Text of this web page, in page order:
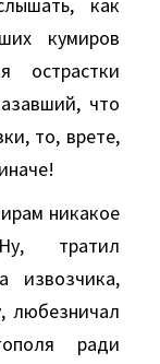
кумиров
острастки
что
то, врете,
никакое
тратил
извозчика,
любезничал
ради